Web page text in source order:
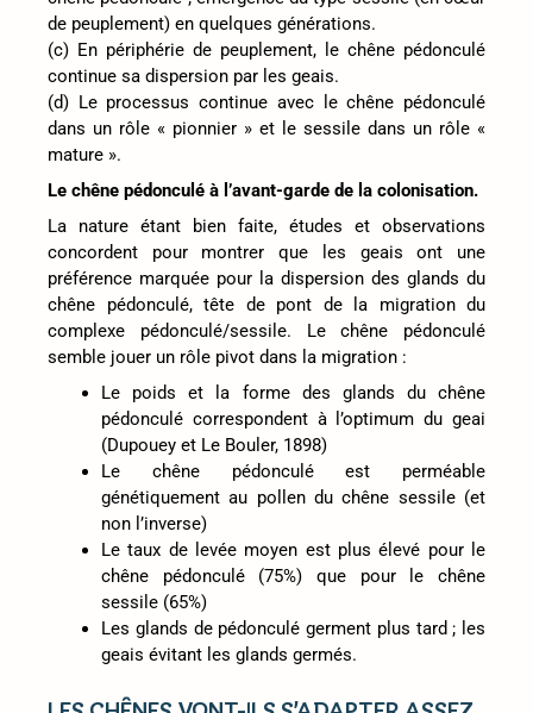
de peuplement) en quelques générations.
(c) En périphérie de peuplement, le chêne pédonculé
continue sa dispersion par les geais.
(d) Le processus continue avec le chêne pédonculé
dans un rôle « pionnier » et le sessile dans un rôle «
mature ».
Le chêne pédonculé à l’avant-garde de la colonisation.
La nature étant bien faite, études et observations
concordent pour montrer que les geais ont une
préférence marquée pour la dispersion des glands du
chêne pédonculé, tête de pont de la migration du
complexe pédonculé/sessile. Le chêne pédonculé
semble jouer un rôle pivot dans la migration :
Le poids et la forme des glands du chêne
pédonculé correspondent à l’optimum du geai
(Dupouey et Le Bouler, 1898)
Le chêne pédonculé est perméable
génétiquement au pollen du chêne sessile (et
non l’inverse)
Le taux de levée moyen est plus élevé pour le
chêne pédonculé (75%) que pour le chêne
sessile (65%)
Les glands de pédonculé germent plus tard ; les
geais évitant les glands germés.